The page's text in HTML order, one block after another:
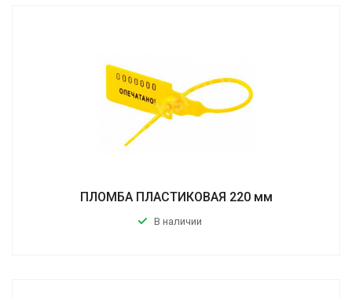
ПЛОМБА ПЛАСТИКОВАЯ 220 мм
В наличии